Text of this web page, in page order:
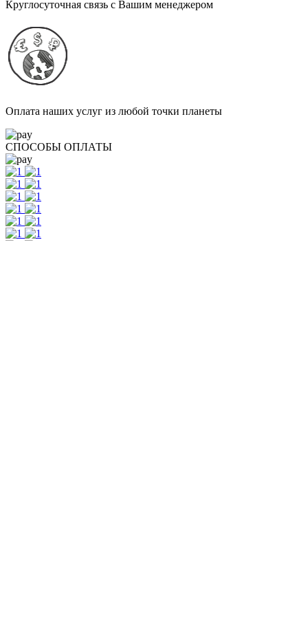
Круглосуточная связь с Вашим менеджером
Оплата наших услуг из любой точки планеты
СПОСОБЫ ОПЛАТЫ